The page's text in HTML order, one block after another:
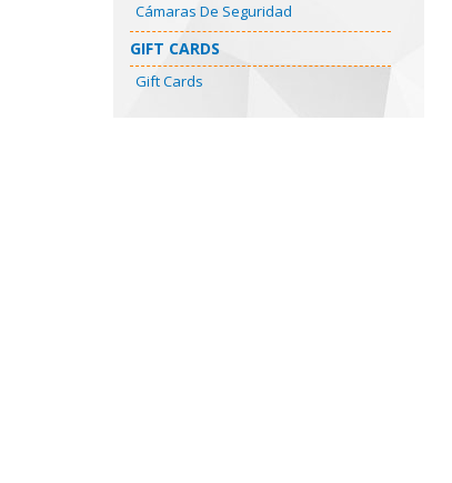
Cámaras De Seguridad
GIFT CARDS
Gift Cards